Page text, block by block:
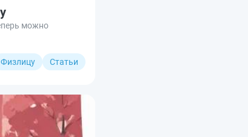
можно
Физлицу Статьи